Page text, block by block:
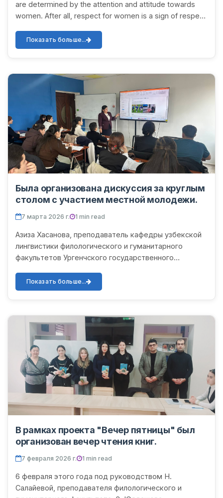
are determined by the attention and attitude towards
women. After all, respect for women is a sign of respect
Показать больше...
Была организована дискуссия за круглым
столом с участием местной молодежи.
7 марта 2026 г. 1 min read
Азиза Хасанова, преподаватель кафедры узбекской
лингвистики филологического и гуманитарного
факультетов Ургенчского государственного
организовала круглый стол с...
Показать больше...
В рамках проекта "Вечер пятницы" был
организован вечер чтения книг.
7 февраля 2026 г. 1 min read
6 февраля этого года под руководством Н.
Салайевой, преподавателя филологического и